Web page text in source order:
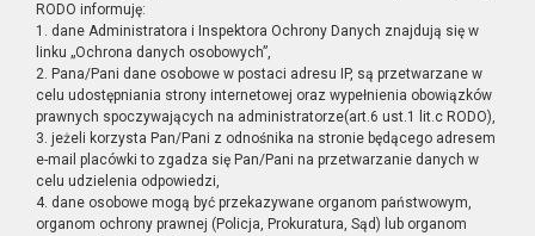
RODO informuję:
1. dane Administratora i Inspektora Ochrony Danych znajdują się w
linku „Ochrona danych osobowych”,
2. Pana/Pani dane osobowe w postaci adresu IP, są przetwarzane w
celu udostępniania strony internetowej oraz wypełnienia obowiązków
prawnych spoczywających na administratorze(art.6 ust.1 lit.c RODO),
3. jeżeli korzysta Pan/Pani z odnośnika na stronie będącego adresem
e-mail placówki to zgadza się Pan/Pani na przetwarzanie danych w
celu udzielenia odpowiedzi,
4. dane osobowe mogą być przekazywane organom państwowym,
organom ochrony prawnej (Policja, Prokuratura, Sąd) lub organom